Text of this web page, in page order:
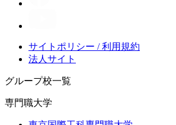
サイトポリシー / 利用規約
法人サイト
グループ校一覧
専門職大学